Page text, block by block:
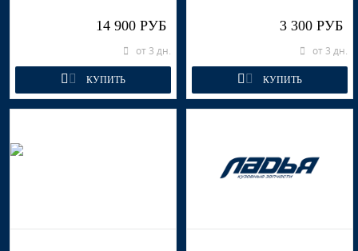
14 900 РУБ
от 3 дн.
КУПИТЬ
3 300 РУБ
от 3 дн.
КУПИТЬ